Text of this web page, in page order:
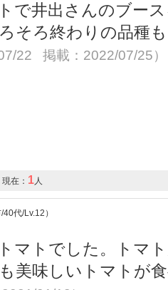
で井出さんのブー
そろ終わりの品種
22 掲載：2022/07/25）
現在： 1人
代/Lv.12）
マトでした。トマ
美味しいトマトが